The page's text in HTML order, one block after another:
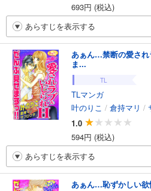
693円 (税込)
あらすじを表示する
あぁん…禁断の愛さ
ま...
TL
TLマンガ
叶のりこ / 倉持マリ /
1.0
594円 (税込)
あらすじを表示する
あぁん…恥ずかしい